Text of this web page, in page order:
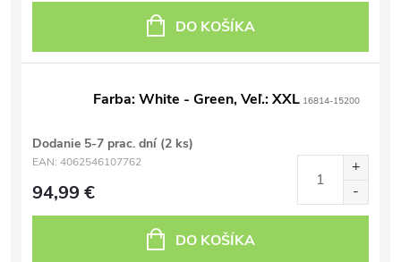
DO KOŠÍKA
Farba: White - Green, Veľ.: XXL 16814-15200
Dodanie 5-7 prac. dní (2 ks)
EAN: 4062546107762
94,99 €
DO KOŠÍKA